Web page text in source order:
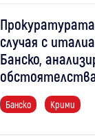
случая с
Банско,
Банско Крими